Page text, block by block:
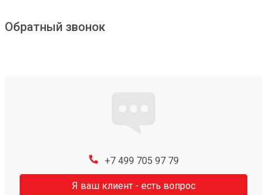
Обратный звонок
+7 499 705 97 79
Я ваш клиент - есть вопрос